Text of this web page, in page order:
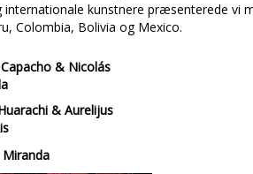
internationale kunstnere præsenterede vi
Colombia, Bolivia og Mexico.